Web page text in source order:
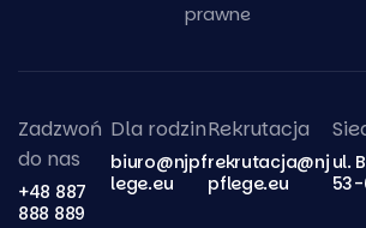
prawne
Zadzwoń
do nas
+48 887
888 889
Dla rodzin
biuro@njpf
lege.eu
Rekrutacja
rekrutacja@nj
pflege.eu
ul.
53-